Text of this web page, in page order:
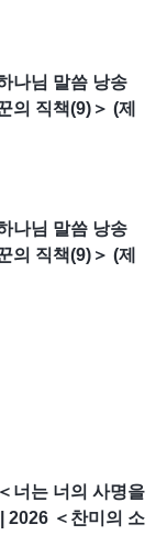
나님 말씀 낭송
의 직책(9)＞ (제
나님 말씀 낭송
의 직책(9)＞ (제
너는 너의 사명을
2026 ＜찬미의 소